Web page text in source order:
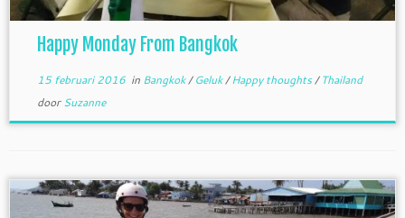
Happy Monday From Bangkok
15 februari 2016in Bangkok/Geluk/Happy thoughts/Thailand
doorSuzanne